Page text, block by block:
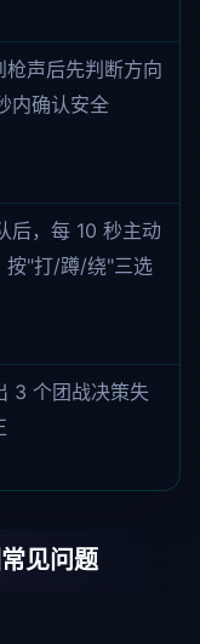
声后先判断方向
内确认安全
后，每 10 秒主动
按"打/蹲/绕"三选
3 个团战决策失
见问题